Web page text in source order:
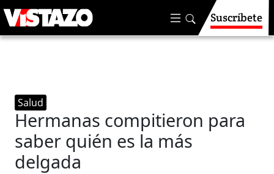
Suscríbete
Salud
Hermanas compitieron para
saber quién es la más
delgada